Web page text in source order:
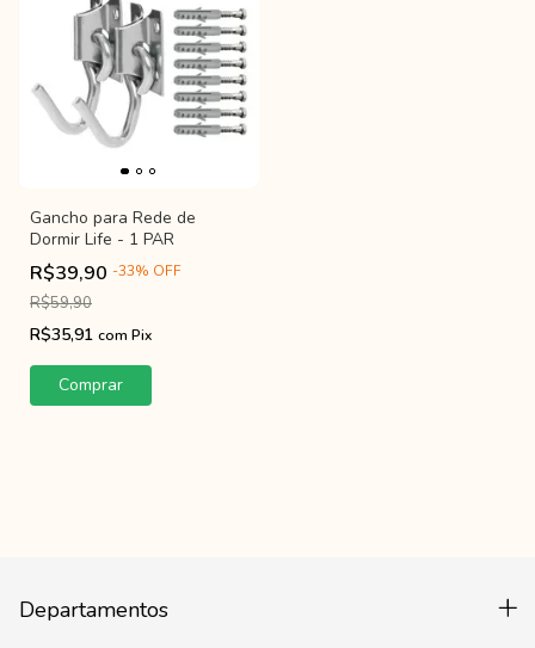
Gancho para Rede de
Dormir Life - 1 PAR
R$39,90 -33% OFF
R$59,90
R$35,91 com Pix
Departamentos